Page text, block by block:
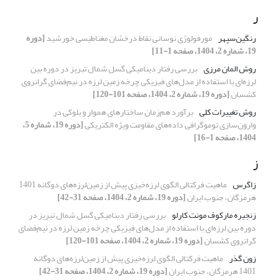
ر
رنگین‌سپهر مورفولوژی نوسانی نقاط درخشان مغناطیسی خورشید[دوره
19، شماره 2، 1404، صفحه 1-11]
روش المان مرزی بررسی رفتار دینامیکی گسل شمال تبریز در دوره بین
لرزه‌ای با استفاده از مدل‌های فیزیکی چرخه زمین لرزه در نیم‌فضای گرانروی
کشسان[دوره 19، شماره 2، 1404، صفحه 101-120]
روش تغییرات کلی برآورد هم‌زمان ساختارهای هموار و بلوکی در
وارون‌سازی توموگرافی داده‌های مقاومت ویژه الکتریکی [دوره 19، شماره 5،
1404، صفحه 1-16]
ز
زاگرس ماهیت فرکتالی الگوی لرزه‌خیزی پیش از زمین‌لرزه‌های دوگانه 1401
هرمزگان، جنوب ایران[دوره 19، شماره 2، 1404، صفحه 31-42]
زنجیره مارکوف مونت کارلو بررسی رفتار دینامیکی گسل شمال تبریز در
دوره بین لرزه‌ای با استفاده از مدل‌های فیزیکی چرخه زمین لرزه در نیم‌فضای
گرانروی کشسان[دوره 19، شماره 2، 1404، صفحه 101-120]
زون گذر ماهیت فرکتالی الگوی لرزه‌خیزی پیش از زمین‌لرزه‌های دوگانه
1401 هرمزگان، جنوب ایران [دوره 19، شماره 2، 1404، صفحه 31-42]